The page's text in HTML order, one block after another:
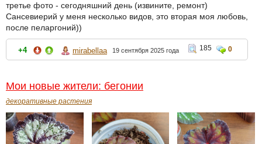
третье фото - сегодняшний день (извините, ремонт)
Сансевиерий у меня несколько видов, это вторая моя любовь,
после пеларгоний))
+4 mirabellaa 19 сентября 2025 года 185 0
Мои новые жители: бегонии
декоративные растения